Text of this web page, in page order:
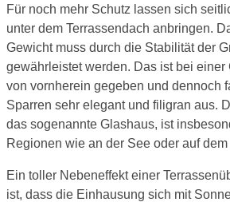
Für noch mehr Schutz lassen sich
unter dem Terrassendach anbringen.
Gewicht muss durch die Stabilität der
gewährleistet werden. Das ist bei einer
von vornherein gegeben und dennoch
Sparren sehr elegant und filigran aus.
das sogenannte Glashaus, ist
Regionen wie an der See oder auf
Ein toller Nebeneffekt einer
ist, dass die Einhausung sich mit